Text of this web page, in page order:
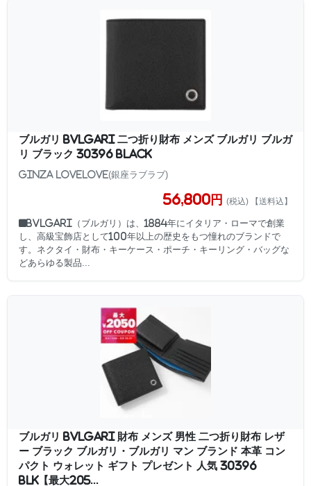
ブルガリ BVLGARI 二つ折り財布 メンズ ブルガリ ブルガ
リ ブラック 30396 BLACK
GINZA LoveLove(銀座ラブラブ)
56,800円 (税込) 【送料込】
■BVLGARI（ブルガリ）は、1884年にイタリア・ローマで創業
し、高級宝飾店として100年以上の歴史をもつ憧れのブランドで
す。ネクタイ・財布・キーケース・ポーチ・キーリング・バッグな
どあらゆる製品...
ブルガリ BVLGARI 財布 メンズ 男性 二つ折り財布 レザ
ー ブラック ブルガリ・ブルガリ マン ブランド 本革 コン
パクト ウォレット ギフト プレゼント 人気 30396
BLK【最大205...